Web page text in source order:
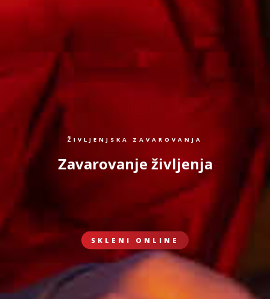
ŽIVLJENJSKA ZAVAROVANJA
Zavarovanje življenja
SKLENI ONLINE